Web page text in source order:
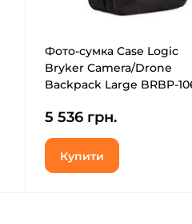
Фото-сумка Case Logic
Bryker Camera/Drone
Backpack Large BRBP-
5 536 грн.
Купити